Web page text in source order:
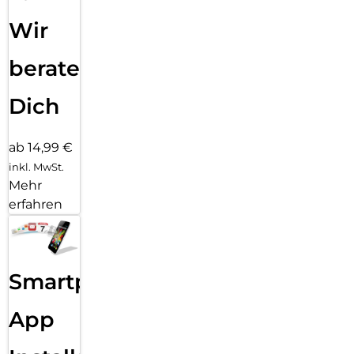
Wir
beraten
Dich
ab 14,99 €
inkl. MwSt.
Mehr
erfahren
Smartphone
App